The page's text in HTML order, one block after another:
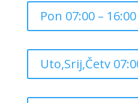
Pon 07:00 –
Uto,Srij,Četv